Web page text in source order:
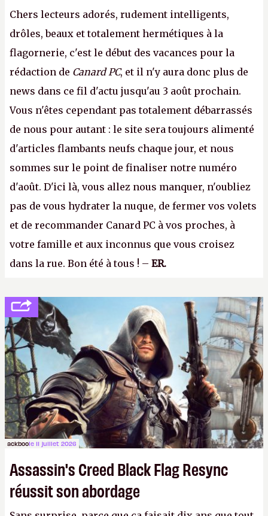
Chers lecteurs adorés, rudement intelligents,
drôles, beaux et totalement hermétiques à la
flagornerie, c'est le début des vacances pour la
rédaction de Canard PC, et il n'y aura donc plus de
news dans ce fil d'actu jusqu'au 3 août prochain.
Vous n'êtes cependant pas totalement débarrassés
de nous pour autant : le site sera toujours alimenté
d'articles flambants neufs chaque jour, et nous
sommes sur le point de finaliser notre numéro
d'août. D'ici là, vous allez nous manquer, n'oubliez
pas de vous hydrater la nuque, de fermer vos volets
et de recommander Canard PC à vos proches, à
votre famille et aux inconnus que vous croisez
dans la rue. Bon été à tous ! – ER.
ackboole 11 juillet 2026
Assassin's Creed Black Flag Resync
réussit son abordage